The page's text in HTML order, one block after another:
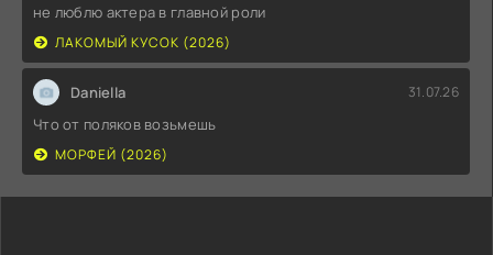
не люблю актера в главной роли
ЛАКОМЫЙ КУСОК (2026)
Daniella 31.07.26
Что от поляков возьмешь
МОРФЕЙ (2026)